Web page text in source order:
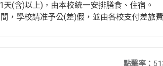
(含)以上)，由本校統一安排膳食、住宿。
，學校請准予公(差)假，並由各校支付差旅
點擊率：